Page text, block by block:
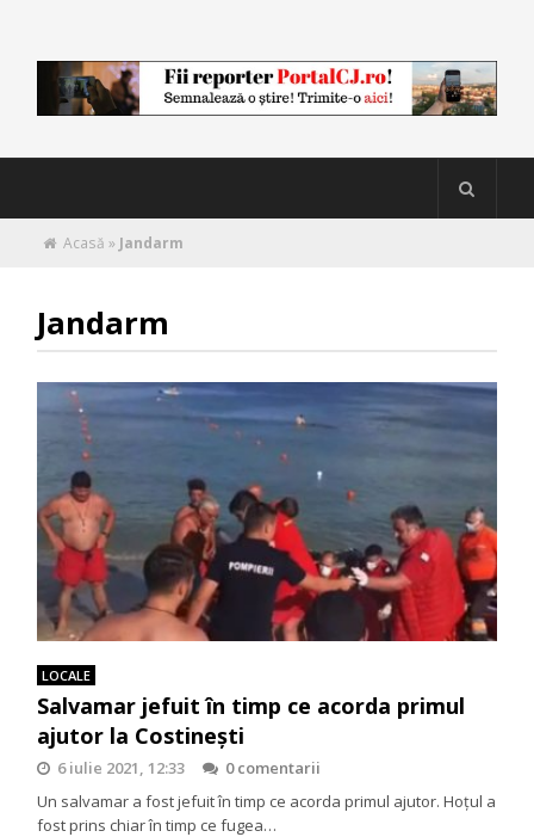
Acasă » Jandarm
Jandarm
LOCALE
Salvamar jefuit în timp ce acorda primul
ajutor la Costinești
6 iulie 2021, 12:33
0 comentarii
Un salvamar a fost jefuit în timp ce acorda primul ajutor. Hoțul a
fost prins chiar în timp ce fugea…